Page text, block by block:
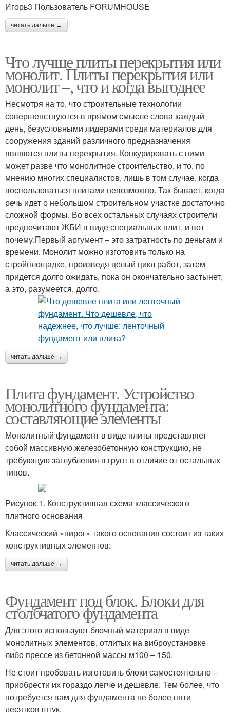
Игорь3 Пользователь FORUMHOUSE
читать дальше →
Что лучше плиты перекрытия или
монолит. Плиты перекрытия или
монолит –, что и когда выгоднее
Несмотря на то, что строительные технологии
совершенствуются в прямом смысле слова каждый
день, безусловными лидерами среди материалов для
сооружения зданий различного предназначения
являются плиты перекрытия. Конкурировать с ними
может разве что монолитное строительство, и то, по
мнению многих специалистов, лишь в том случае, когда
воспользоваться плитами невозможно. Так бывает, когда
речь идет о небольшом строительном участке достаточно
сложной формы. Во всех остальных случаях строители
предпочитают ЖБИ в виде специальных плит, и вот
почему.Первый аргумент – это затратность по деньгам и
времени. Монолит можно изготовить только на
стройплощадке, произведя целый цикл работ, затем
придется долго ожидать, пока он окончательно застынет,
а это, разумеется, долго.
читать дальше →
Плита фундамент. Устройство
монолитного фундамента:
составляющие элементы
Монолитный фундамент в виде плиты представляет
собой массивную железобетонную конструкцию, не
требующую заглубления в грунт в отличие от остальных
типов.
Рисунок 1. Конструктивная схема классического
плитного основания
Классический «пирог» такого основания состоит из таких
конструктивных элементов:
читать дальше →
Фундамент под блок. Блоки для
столбчатого фундамента
Для этого используют блочный материал в виде
монолитных элементов, отлитых на виброустановке
либо прессе из бетонной массы м100 – 150.
Не стоит пробовать изготовить блоки самостоятельно –
приобрести их гораздо легче и дешевле. Тем более, что
потребуется вам для фундамента не более пяти
десятков штук.